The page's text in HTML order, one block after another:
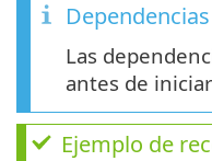
Dependencias
Las
antes de
Ejemplo de